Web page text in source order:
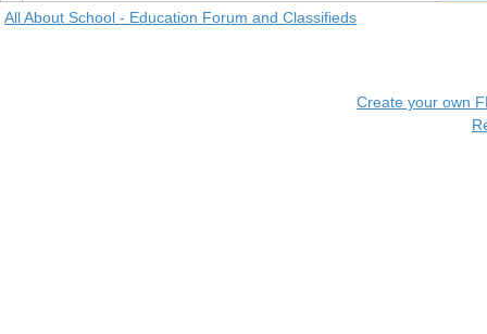
All About School - Education Forum and Classifieds
Create your own